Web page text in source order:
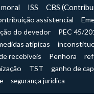
ISS
CBS
assistencial
do devedor PEC 45/
atípicas
recebíveis
Penhora
TST ganho de
segurança jurídica